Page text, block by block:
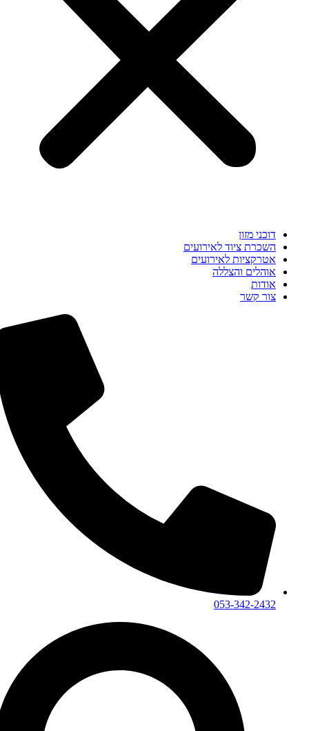
דוכני מזון
השכרת ציוד לאירועים
אטרקציות לאירועים
אוהלים והצללה
אודות
צור קשר
053-342-2432